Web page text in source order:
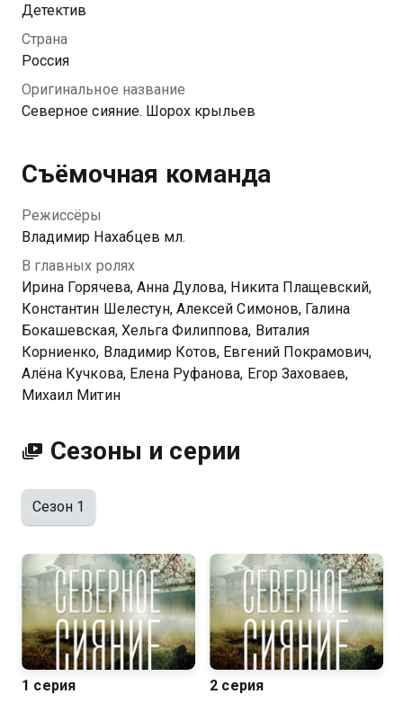
Детектив
Страна
Россия
Оригинальное название
Северное сияние. Шорох крыльев
Съёмочная команда
Режиссёры
Владимир Нахабцев мл.
В главных ролях
Ирина Горячева, Анна Дулова, Никита Плащевский,
Константин Шелестун, Алексей Симонов, Галина
Бокашевская, Хельга Филиппова, Виталия
Корниенко, Владимир Котов, Евгений Покрамович,
Алёна Кучкова, Елена Руфанова, Егор Заховаев,
Михаил Митин
Сезоны и серии
Сезон 1
1 серия 2 серия